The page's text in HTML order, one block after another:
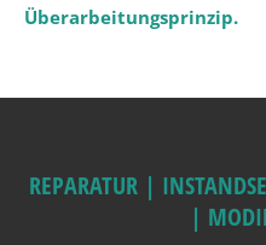
Überarbeitungsprinzip.
REPARATUR |
|